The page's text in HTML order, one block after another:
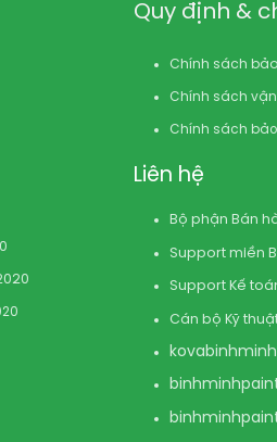
Quy định &
Chính sách
Chính sách
Chính sách
Liên hệ
Bộ phận Bán
Support miền
Support Kế
Cán bộ Kỹ